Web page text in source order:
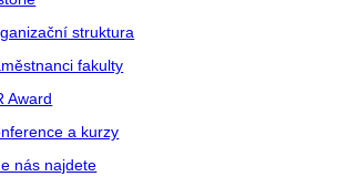
struktura
fakulty
Award
a kurzy
nás najdete